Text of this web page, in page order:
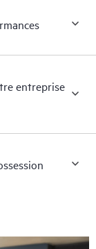
entreprise